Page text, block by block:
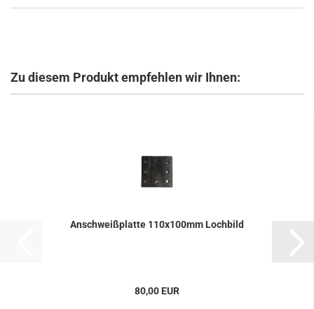
Zu diesem Produkt empfehlen wir Ihnen:
An­schweiß­plat­te 110x100mm Loch­bild
80,00 EUR